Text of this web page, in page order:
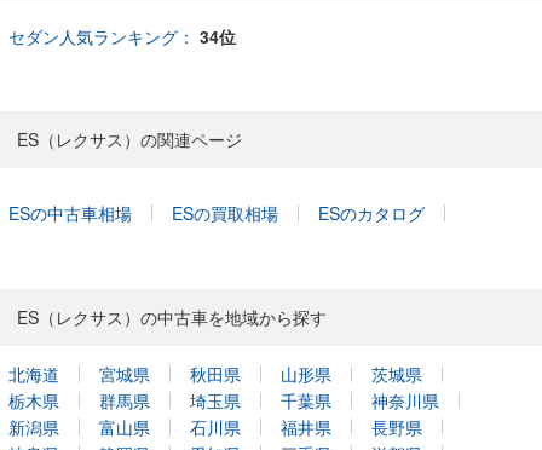
セダン人気ランキング： 34位
ES（レクサス）の関連ページ
ESの中古車相場 ESの買取相場 ESのカタログ
ES（レクサス）の中古車を地域から探す
北海道 宮城県 秋田県 山形県
茨城県
栃木県
群馬県 埼玉県 千葉県
神奈川県
新潟県
富山県 石川県 福井県
長野県